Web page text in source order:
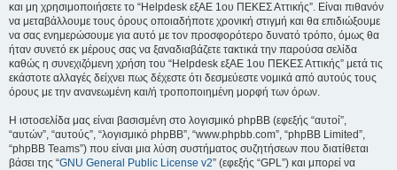
και μη χρησιμοποιήσετε το “Helpdesk εξΑΕ 1ου ΠΕΚΕΣ Αττικής”. Είναι πιθανόν
να μεταβάλλουμε τους όρους οποιαδήποτε χρονική στιγμή και θα επιδιώξουμε
να σας ενημερώσουμε για αυτό με τον προσφορότερο δυνατό τρόπο, όμως θα
ήταν συνετό εκ μέρους σας να ξαναδιαβάζετε τακτικά την παρούσα σελίδα
καθώς η συνεχιζόμενη χρήση του “Helpdesk εξΑΕ 1ου ΠΕΚΕΣ Αττικής” μετά τις
εκάστοτε αλλαγές δείχνει πως δέχεστε ότι δεσμεύεστε νομικά από αυτούς τους
όρους με την ανανεωμένη και/ή τροποποιημένη μορφή των όρων.
Η ιστοσελίδα μας είναι βασισμένη στο λογισμικό phpBB (εφεξής “αυτοί”,
“αυτών”, “αυτούς”, “λογισμικό phpBB”, “www.phpbb.com”, “phpBB Limited”,
“phpBB Teams”) που είναι μια λύση συστήματος συζητήσεων που διατίθεται
βάσει της “GNU General Public License v2” (εφεξής “GPL”) και μπορεί να